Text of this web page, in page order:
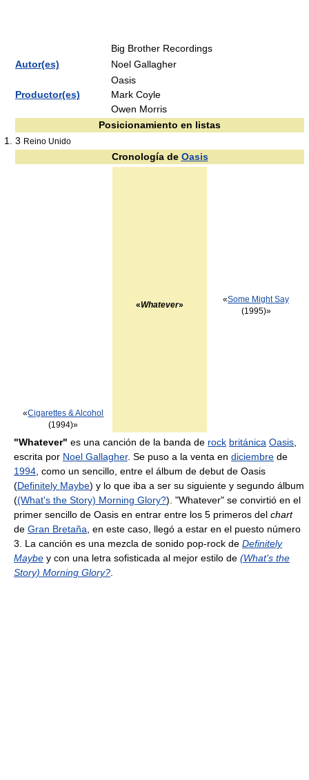
Big Brother Recordings
Autor(es)
Noel Gallagher
Productor(es)
Oasis
Mark Coyle
Owen Morris
Posicionamiento en listas
3 Reino Unido
Cronología de Oasis
«Cigarettes & Alcohol
(1994)»
«Whatever»
«Some Might Say
(1995)»
"Whatever" es una canción de la banda de rock británica Oasis
escrita por Noel Gallagher. Se puso a la venta en diciembre de
1994 , como un sencillo, entre el álbum de debut de Oasis
(Definitely Maybe) y lo que iba a ser su siguiente y segundo álbum
((What's the Story) Morning Glory?). "Whatever" se convirtió en el
primer sencillo de Oasis en entrar entre los 5 primeros del chart
de Gran Bretaña , en este caso, llegó a estar en el puesto número
3. La canción es una mezcla de sonido pop-rock de Definitely
Maybe y con una letra sofisticada al mejor estilo de (What's the
Story) Morning Glory?